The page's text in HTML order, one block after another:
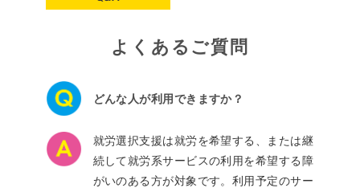
よくあるご質問
どんな人が利用できますか？
就労選択支援は就労を希望する、または継
続して就労系サービスの利用を希望する障
がいのある方が対象です。利用予定のサー